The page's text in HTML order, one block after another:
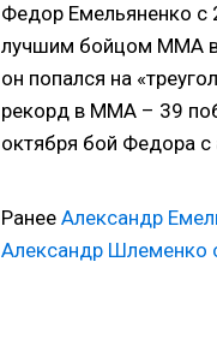
Федор Емельяненко
лучшим бойцом ММА в
он попался на
рекорд в ММА – 39
октября бой Федора
Ранее Александр
Александр Шлеменко